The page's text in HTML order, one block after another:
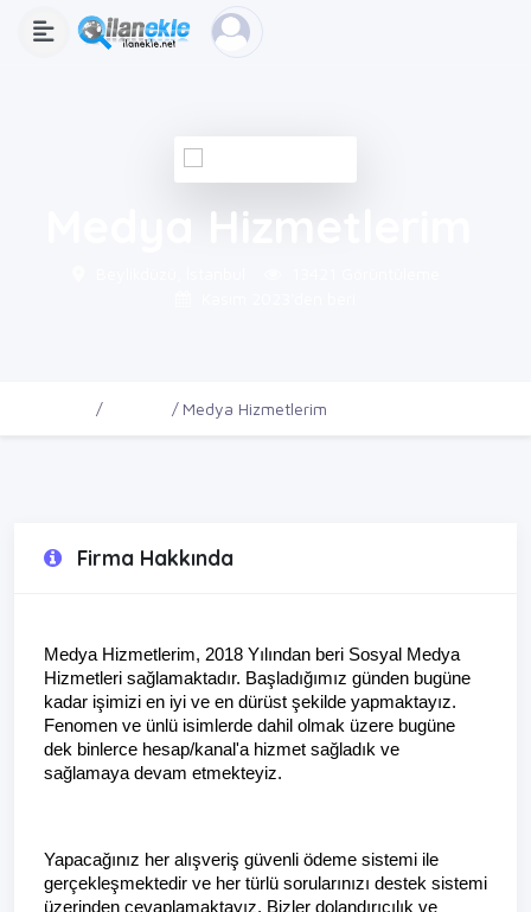
Medya Hizmetlerim
Medya Hizmetlerim
Firma Hakkında
Medya Hizmetlerim, 2018 Yılından beri Sosyal Medya
Hizmetleri sağlamaktadır. Başladığımız günden bugüne
kadar işimizi en iyi ve en dürüst şekilde yapmaktayız.
Fenomen ve ünlü isimlerde dahil olmak üzere bugüne
dek binlerce hesap/kanal'a hizmet sağladık ve
sağlamaya devam etmekteyiz.
Yapacağınız her alışveriş güvenli ödeme sistemi ile
gerçekleşmektedir ve her türlü sorularınızı destek sistemi
üzerinden cevaplamaktayız. Bizler dolandırıcılık ve